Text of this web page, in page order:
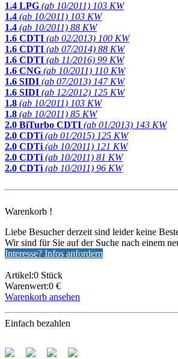
1.4 LPG (ab 10/2011) 103 KW
1.4 (ab 10/2011) 103 KW
1.4 (ab 10/2011) 88 KW
1.6 CDTI (ab 02/2013) 100 KW
1.6 CDTI (ab 07/2014) 88 KW
1.6 CDTI (ab 11/2016) 99 KW
1.6 CNG (ab 10/2011) 110 KW
1.6 SIDI (ab 07/2013) 147 KW
1.6 SIDI (ab 12/2012) 125 KW
1.8 (ab 10/2011) 103 KW
1.8 (ab 10/2011) 85 KW
2.0 BiTurbo CDTI (ab 01/2013) 143 KW
2.0 CDTi (ab 01/2015) 125 KW
2.0 CDTi (ab 10/2011) 121 KW
2.0 CDTi (ab 10/2011) 81 KW
2.0 CDTi (ab 10/2011) 96 KW
Warenkorb !
Liebe Besucher derzeit sind leider keine
Wir sind für Sie auf der Suche nach einem
Interesse? Infos anfordern
Artikel:0 Stück
Warenwert:0 €
Warenkorb ansehen
Einfach bezahlen